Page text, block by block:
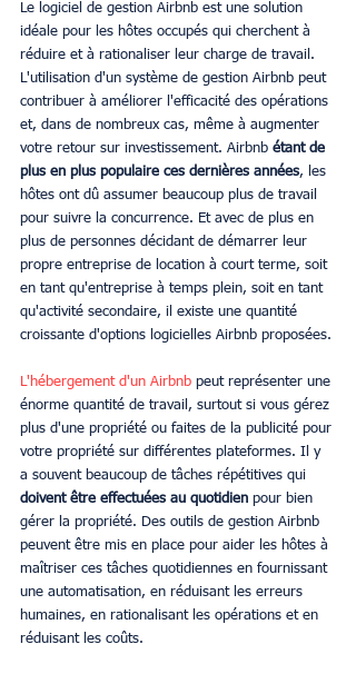
Le logiciel de gestion Airbnb est une solution
idéale pour les hôtes occupés qui cherchent à
réduire et à rationaliser leur charge de travail.
L'utilisation d'un système de gestion Airbnb peut
contribuer à améliorer l'efficacité des opérations
et, dans de nombreux cas, même à augmenter
votre retour sur investissement. Airbnb étant de
plus en plus populaire ces dernières années, les
hôtes ont dû assumer beaucoup plus de travail
pour suivre la concurrence. Et avec de plus en
plus de personnes décidant de démarrer leur
propre entreprise de location à court terme, soit
en tant qu'entreprise à temps plein, soit en tant
qu'activité secondaire, il existe une quantité
croissante d'options logicielles Airbnb proposées.
L'hébergement d'un Airbnb peut représenter une
énorme quantité de travail, surtout si vous gérez
plus d'une propriété ou faites de la publicité pour
votre propriété sur différentes plateformes. Il y
a souvent beaucoup de tâches répétitives qui
doivent être effectuées au quotidien pour bien
gérer la propriété. Des outils de gestion Airbnb
peuvent être mis en place pour aider les hôtes à
maîtriser ces tâches quotidiennes en fournissant
une automatisation, en réduisant les erreurs
humaines, en rationalisant les opérations et en
réduisant les coûts.